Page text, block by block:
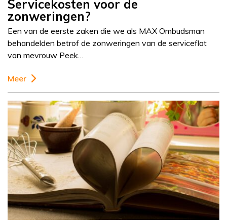
Servicekosten voor de
zonweringen?
Een van de eerste zaken die we als MAX Ombudsman
behandelden betrof de zonweringen van de serviceflat
van mevrouw Peek…
Meer
Column
Janny van der Heijden